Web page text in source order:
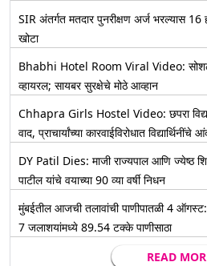
SIR अंतर्गत मतदार पुनरीक्षण अर्ज भरल्यास 16
खोटा
Bhabhi Hotel Room Viral Video: सोशल
व्हायरल; सायबर सुरक्षेचे मोठे आव्हान
Chhapra Girls Hostel Video: छपरा
वाद, प्राचार्यांच्या कारवाईविरोधात विद्यार्थिनींचे
DY Patil Dies: माजी राज्यपाल आणि ज्येष्ठ
पाटील यांचे वयाच्या 90 व्या वर्षी निधन
मुंबईतील आजची तलावांची पाणीपातळी 4 ऑगस्ट:
7 जलाशयांमध्ये 89.54 टक्के पाणीसाठा
READ